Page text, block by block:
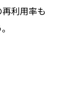
利用率も